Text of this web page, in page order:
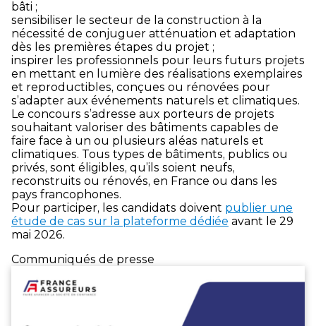
bâti ;
sensibiliser le secteur de la construction à la
nécessité de conjuguer atténuation et adaptation
dès les premières étapes du projet ;
inspirer les professionnels pour leurs futurs projets
en mettant en lumière des réalisations exemplaires
et reproductibles, conçues ou rénovées pour
s’adapter aux événements naturels et climatiques.
Le concours s’adresse aux porteurs de projets
souhaitant valoriser des bâtiments capables de
faire face à un ou plusieurs aléas naturels et
climatiques. Tous types de bâtiments, publics ou
privés, sont éligibles, qu’ils soient neufs,
reconstruits ou rénovés, en France ou dans les
pays francophones.
Pour participer, les candidats doivent publier une
étude de cas sur la plateforme dédiée avant le 29
mai 2026.
Communiqués de presse